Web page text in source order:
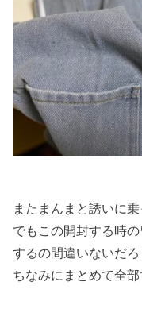
またまんまと誘いに乗
でもこの開封する時
するの間違いないだろ
ちなみにまとめて全